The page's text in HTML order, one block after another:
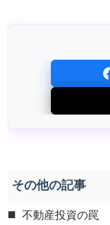
その他の記事
不動産投資の罠